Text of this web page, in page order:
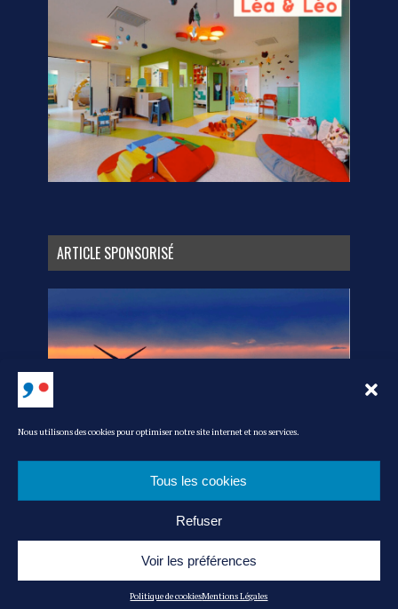
Nous utilisons des cookies pour optimiser notre site internet et nos services.
Tous les cookies
Refuser
Voir les préférences
Politique de cookiesMentions Légales
ARTICLE SPONSORISÉ
MEDIA KIT L’ÉQUIPE CONTACT
POLITIQUE DE COOKIES
ADMIN
© MAG’ IN FRANCE : LE MAGAZINE DU CONSOMMER FRANÇAIS -|- RÉALISATION
: AKN-STUDIO.COM